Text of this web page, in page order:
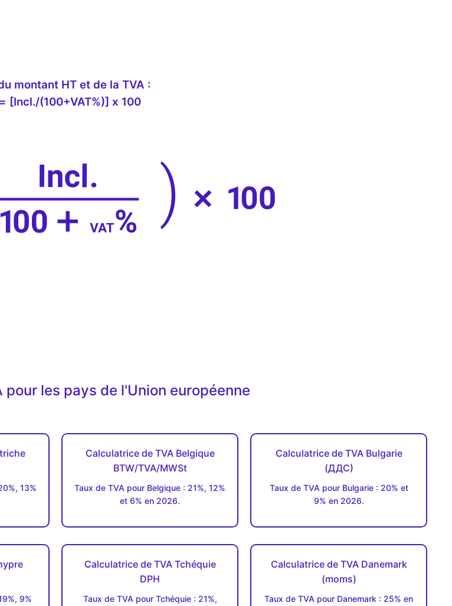
montant HT et de la TVA :
[Incl./(100+VAT%)] x 100
les pays de l'Union européenne
13%
Calculatrice de TVA Belgique
BTW/TVA/MWSt
Taux de TVA pour Belgique : 21%, 12%
et 6% en 2026.
Calculatrice de TVA Bulgarie
(ДДC)
Taux de TVA pour Bulgarie : 20% et
9% en 2026.
9%
Calculatrice de TVA Tchéquie
DPH
Taux de TVA pour Tchéquie : 21%,
Calculatrice de TVA Danemark
(moms)
Taux de TVA pour Danemark : 25% en